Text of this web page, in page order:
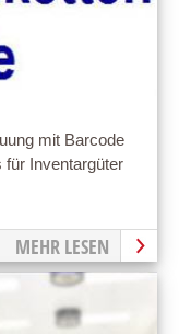
mit Barcode
für Inventargüter
MEHR LESEN